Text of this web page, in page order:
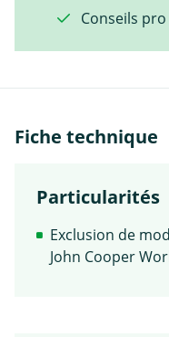
Conseils pro
Fiche technique
Particularités
Exclusion de
John Cooper